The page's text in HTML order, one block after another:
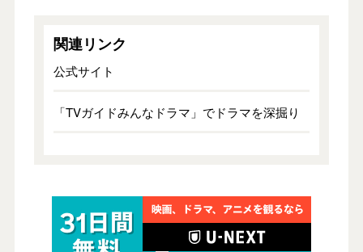
関連リンク
公式サイト
「TVガイドみんなドラマ」でドラマを深掘り